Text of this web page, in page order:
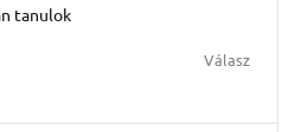
tanulok
Válasz